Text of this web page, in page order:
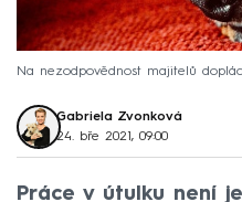
Na nezodpovědnost majitelů
Gabriela Zvonková
24. bře 2021, 09:00
Práce v útulku není